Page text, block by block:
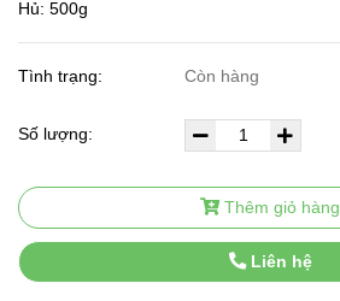
Hủ: 500g
Tình trạng: Còn hàng
Số lượng:
Thêm giỏ hàng
Liên hệ